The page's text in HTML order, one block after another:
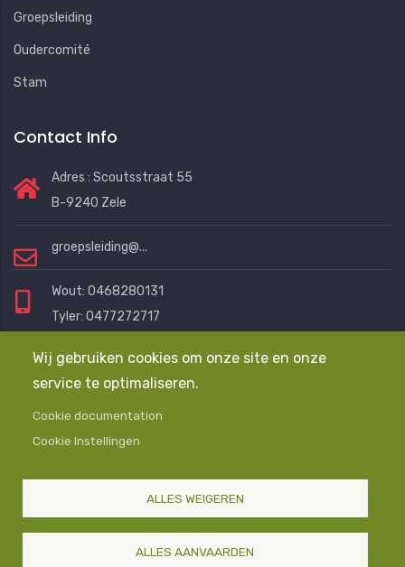
Wij gebruiken cookies om onze site en onze
service te optimaliseren.
Cookie documentation
Cookie Instellingen
ALLES WEIGEREN
ALLES AANVAARDEN
Groepsleiding
Oudercomité
Stam
Contact Info
Adres : Scoutsstraat 55
B-9240 Zele
groepsleiding@...
Wout: 0468280131
Tyler: 0477272717
Mail ons en we helpen je graag
Algemene Voorwaarden Privacyverklaring
© CopyrightScouts en Gidsen Zele2025-2026. Alle
Rechten Voorbehouden